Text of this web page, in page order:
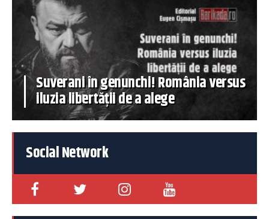
Suverani în genunchi! România versus
iluzia libertății de a alege
Social Network